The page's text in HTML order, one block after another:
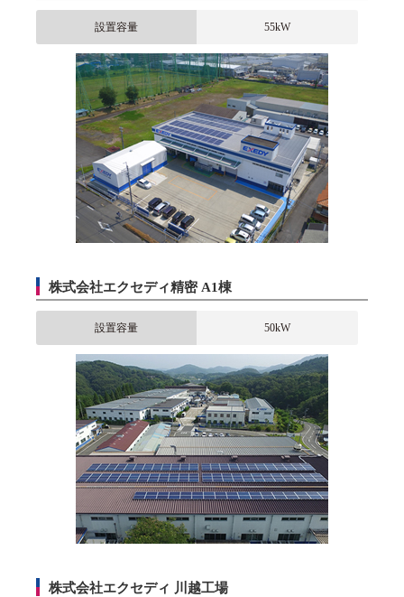
設置容量 55kW
株式会社エクセディ精密 A1棟
設置容量 50kW
株式会社エクセディ 川越工場